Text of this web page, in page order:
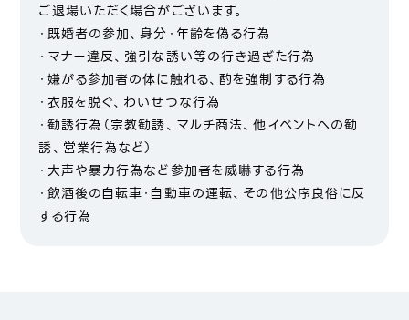
ご退場いただく場合がございます。
・既婚者の参加、身分・年齢を偽る行為
・マナー違反、強引な誘い等の行き過ぎた行為
・嫌がる参加者の体に触れる、酌を強制する行為
・衣服を脱ぐ、わいせつな行為
・勧誘行為（宗教勧誘、マルチ商法、他イベントへの勧
誘、営業行為など）
・大声や暴力行為など参加者を威嚇する行為
・飲酒後の自転車・自動車の運転、その他公序良俗に反
する行為